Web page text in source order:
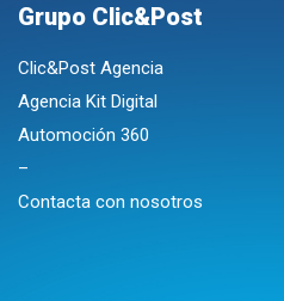
Grupo Clic&Post
Clic&Post Agencia
Agencia Kit Digital
Automoción 360
–
Contacta con nosotros